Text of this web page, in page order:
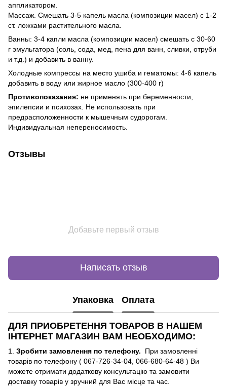
аппликатором.
Массаж. Смешать 3-5 капель масла (композиции масел) с 1-2
ст. ложками растительного масла.
Ванны: 3-4 капли масла (композиции масел) смешать с 30-60
г эмульгатора (соль, сода, мед, пена для ванн, сливки, отруби
и т.д.) и добавить в ванну.
Холодные компрессы на место ушиба и гематомы: 4-6 капель
добавить в воду или жирное масло (300-400 г)
Противопоказания: не применять при беременности,
эпилепсии и психозах. Не использовать при
предрасположенности к мышечным судорогам.
Индивидуальная непереносимость.
Отзывы
Добавьте первый отзыв
Написать отзыв
Упаковка Оплата
ДЛЯ ПРИОБРЕТЕННЯ ТОВАРОВ В НАШЕМ
ІНТЕРНЕТ МАГАЗИН ВАМ НЕОБХОДИМО:
1. Зробити замовлення по телефону. При замовленні
товарів по телефону ( 067-726-34-04, 066-680-64-48 ) Ви
можете отримати додаткову консультацію та замовити
доставку товарів у зручний для Вас місце та час.